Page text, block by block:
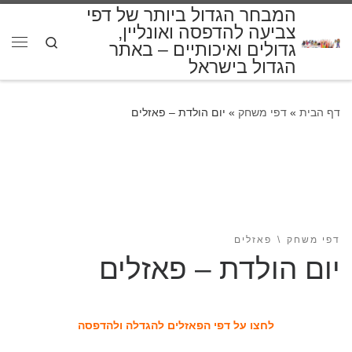
המבחר הגדול ביותר של דפי
צביעה להדפסה ואונליין,
גדולים ואיכותיים – באתר
הגדול בישראל
Search
דף הבית » דפי משחק » יום הולדת – פאזלים
דפי משחק פאזלים
יום הולדת – פאזלים
לחצו על דפי הפאזלים להגדלה ולהדפסה